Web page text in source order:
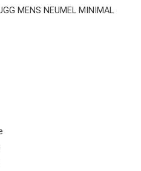
MENS NEUMEL MINIMAL